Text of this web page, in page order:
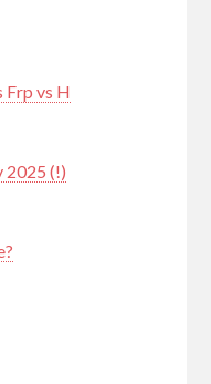
Frp vs H
2025 (!)